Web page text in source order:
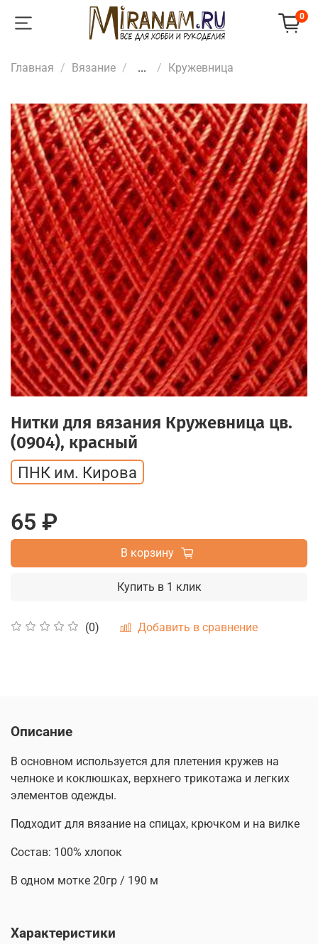
0
Главная Вязание ... Кружевница
Нитки для вязания Кружевница цв.
(0904), красный
(0) Добавить в сравнение
ПНК им. Кирова
65 ₽
В корзину
Купить в 1 клик
Описание
В основном используется для плетения кружев на
челноке и коклюшках, верхнего трикотажа и легких
элементов одежды.
Подходит для вязание на спицах, крючком и на вилке
Состав: 100% хлопок
В одном мотке 20гр / 190 м
Характеристики